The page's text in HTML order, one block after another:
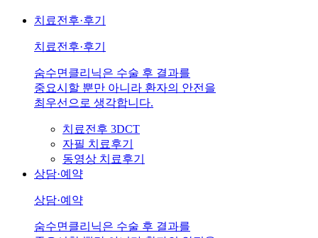
치료전후·후기
치료전후·후기
숨수면클리닉은 수술 후 결과를
중요시할 뿐만 아니라 환자의 안전을
최우선으로 생각합니다.
치료전후 3DCT
자필 치료후기
동영상 치료후기
상담·예약
상담·예약
숨수면클리닉은 수술 후 결과를